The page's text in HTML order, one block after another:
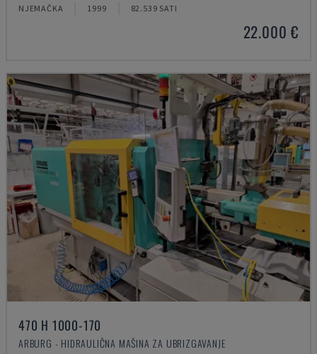
NJEMAČKA 1999 82.539 SATI
22.000 €
470 H 1000-170
ARBURG - HIDRAULIČNA MAŠINA ZA UBRIZGAVANJE